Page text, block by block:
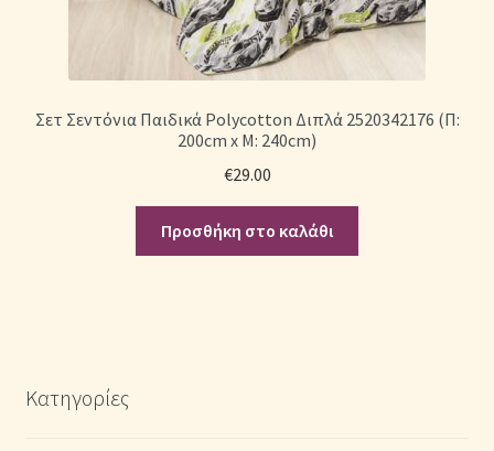
Σετ Σεντόνια Παιδικά Polycotton Διπλά 2520342176 (Π:
200cm x Μ: 240cm)
€29.00
Προσθήκη στο καλάθι
Κατηγορίες